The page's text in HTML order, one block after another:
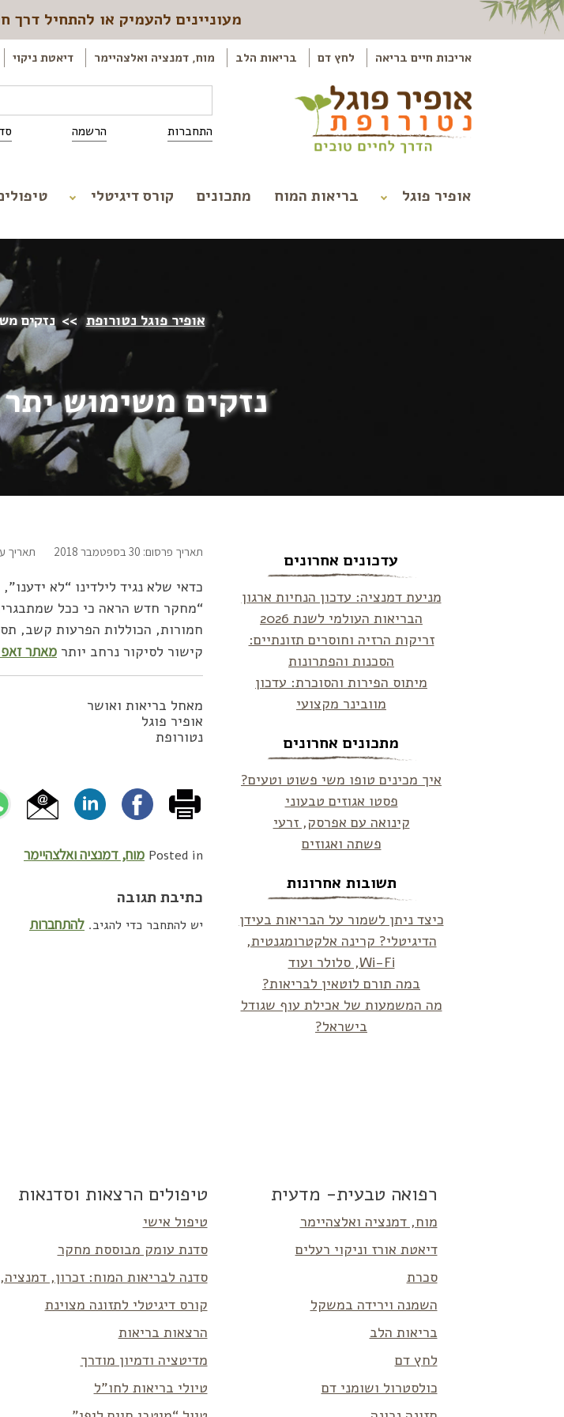
מעוניינים להעמיק או להתחיל דרך
אריכות חיים בריאה לחץ דם בריאות הלב מוח, דמנציה ואלצהיימר דיאטת ניקוי
התחברות הרשמה
אופיר פוגל בריאות המוח מתכונים קורס דיגיטלי
אופיר פוגל נטורופת >> נזקים
נזקים משימוש
תאריך פרסום: 30 בספטמבר 2018 תאריך עדכון: 1
כדאי שלא נגיד לילדינו “לא
“מחקר חדש הראה כי ככל
חמורות, הכוללות הפרעות קשב,
קישור לסיקור נרחב יותר מאתר זאפ
מאחל בריאות ואושר
אופיר פוגל
נטורופת
Posted in מוח, דמנציה ואלצהיימר
כתיבת תגובה
יש להתחבר כדי להגיב. להתחברות
עדכונים אחרונים
מניעת דמנציה: עדכון הנחיות ארגון
הבריאות העולמי לשנת 2026
זריקות הרזיה וחוסרים תזונתיים:
הסכנות והפתרונות
מיתוס הפירות והסוכרת: עדכון
מוובינר מקצועי
מתכונים אחרונים
איך מכינים טופו משי פשוט וטעים?
פסטו אגוזים טבעוני
קינואה עם אפרסק, זרעי
פשתה ואגוזים
תשובות אחרונות
כיצד ניתן לשמור על הבריאות בעידן
הדיגיטלי? קרינה אלקטרומגנטית,
Wi-Fi, סלולר ועוד
במה תורם לוטאין לבריאות?
מה המשמעות של אכילת עוף שגודל
בישראל?
טיפולים הרצאות וסדנאות
טיפול אישי
סדנת עומק מבוססת מחקר
סדנה לבריאות המוח: זכרון,
קורס דיגיטלי לתזונה מצוינת
הרצאות בריאות
מדיטציה ודמיון מודרך
טיולי בריאות לחו”ל
רפואה טבעית- מדעית
מוח, דמנציה ואלצהיימר
דיאטת אורז וניקוי רעלים
סכרת
השמנה וירידה במשקל
בריאות הלב
לחץ דם
כולסטרול ושומני דם